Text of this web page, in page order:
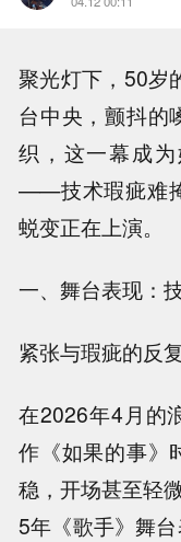
聚光灯下，50岁
台中央，颤抖的
织，这一幕成
——技术瑕疵难
蜕变正在上演。
一、舞台表现：
紧张与瑕疵的反复
在2026年4月的
作《如果的事》
稳，开场甚至轻
5年《歌手》舞